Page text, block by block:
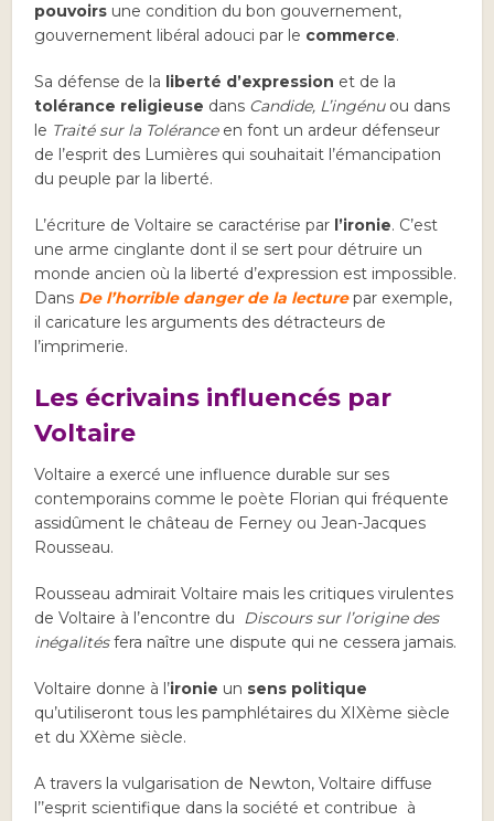
pouvoirs une condition du bon gouvernement,
gouvernement libéral adouci par le commerce.
Sa défense de la liberté d’expression et de la
tolérance religieuse dans Candide, L’ingénuou dans
le Traité sur la Toléranceen font un ardeur défenseur
de l’esprit des Lumières qui souhaitait l’émancipation
du peuple par la liberté.
L’écriture de Voltaire se caractérise par l’ironie. C’est
une arme cinglante dont il se sert pour détruire un
monde ancien où la liberté d’expression est impossible.
Dans De l’horrible danger de la lecturepar exemple,
il caricature les arguments des détracteurs de
l’imprimerie.
Les écrivains influencés par
Voltaire
Voltaire a exercé une influence durable sur ses
contemporains comme le poète Florian qui fréquente
assidûment le château de Ferney ou Jean-Jacques
Rousseau.
Rousseau admirait Voltaire mais les critiques virulentes
de Voltaire à l’encontre du Discours sur l’origine des
inégalitésfera naître une dispute qui ne cessera jamais.
Voltaire donne à l’ironie un sens politique
qu’utiliseront tous les pamphlétaires du XIXème siècle
et du XXème siècle.
A travers la vulgarisation de Newton, Voltaire diffuse
l’’esprit scientifique dans la société et contribue à